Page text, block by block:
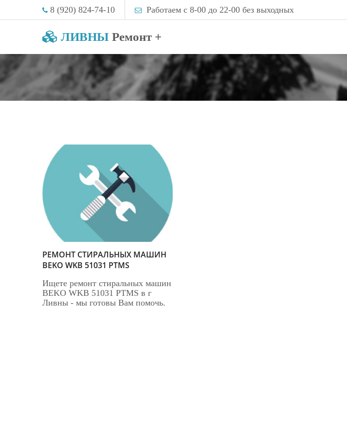
8 (920) 824-74-10 Работаем с 8-00 до 22-00 без выходных
ЛИВНЫ Ремонт +
РЕМОНТ СТИРАЛЬНЫХ МАШИН
BEKO WKB 51031 PTMS
Ищете ремонт стиральных машин
BEKO WKB 51031 PTMS в г
Ливны - мы готовы Вам помочь.